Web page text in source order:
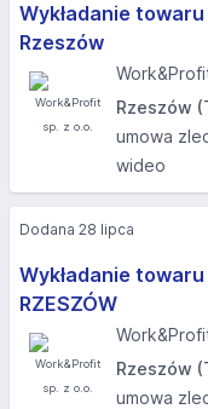
Wykładanie
Rzeszów
Rzeszów
umowa
wideo
Wykładanie
RZESZÓW
Rzeszów
umowa
Dodana 28 lipca